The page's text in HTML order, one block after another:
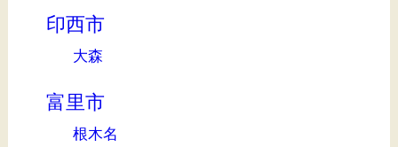
印西市
大森
富里市
根木名